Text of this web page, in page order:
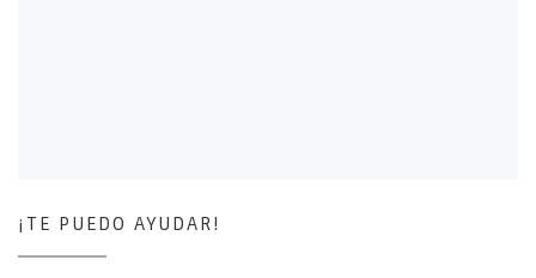
¡TE PUEDO AYUDAR!